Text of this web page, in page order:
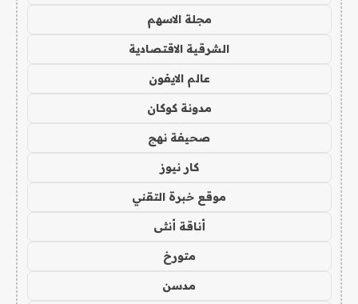
مجلة الاسهم
الشرقية الاقتصادية
عالم الايفون
مدونة كوكان
صحيفة نهج
كار نيوز
موقع خبرة التقني
أناقة أنثى
متورخ
مدسن